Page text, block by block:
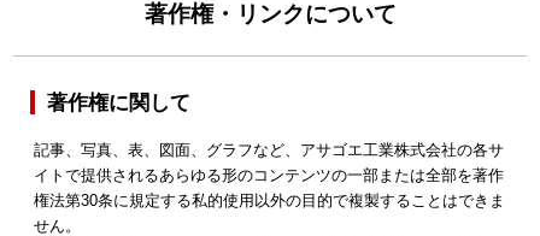
著作権・リンクについて
著作権に関して
記事、写真、表、図面、グラフなど、アサゴエ工業株式会社の各サ
イトで提供されるあらゆる形のコンテンツの一部または全部を著作
権法第30条に規定する私的使用以外の目的で複製することはできま
せん。